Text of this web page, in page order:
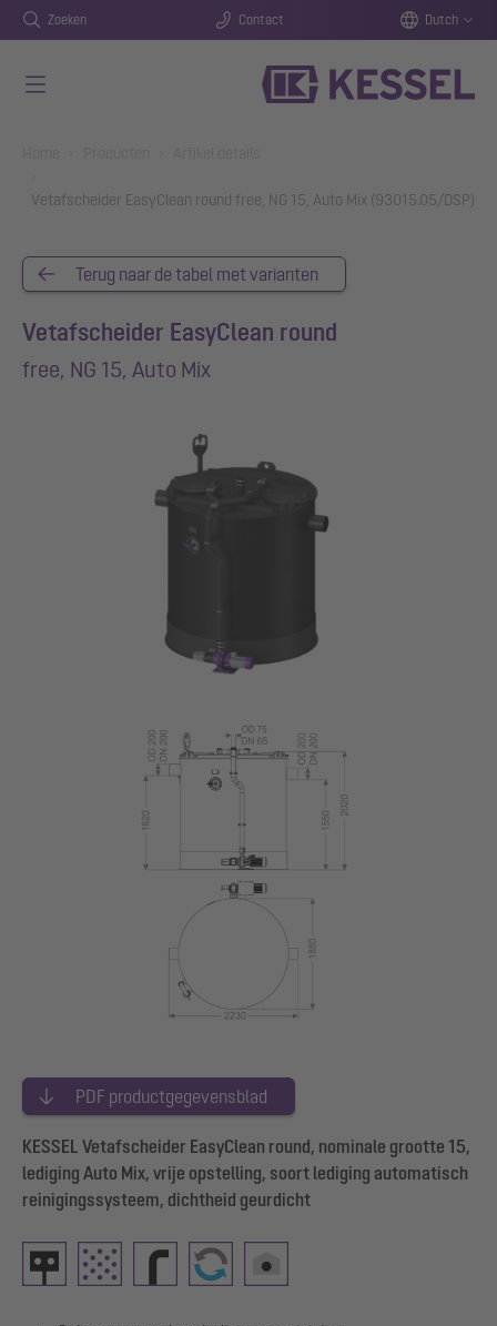
Zoeken Contact Dutch
Vetafscheider EasyClean round free, NG 15, Auto Mix (93015.05/DSP)
Terug naar de tabel met varianten
Vetafscheider EasyClean round
free, NG 15, Auto Mix
PDF productgegevensblad
KESSEL Vetafscheider EasyClean round, nominale grootte 15,
lediging Auto Mix, vrije opstelling, soort lediging automatisch
reinigingssysteem, dichtheid geurdicht